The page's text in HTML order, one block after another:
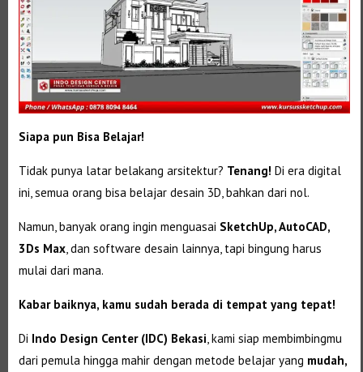
Siapa pun Bisa Belajar!
Tidak punya latar belakang arsitektur? Tenang! Di era digital
ini, semua orang bisa belajar desain 3D, bahkan dari nol.
Namun, banyak orang ingin menguasai SketchUp, AutoCAD,
3Ds Max , dan software desain lainnya, tapi bingung harus
mulai dari mana.
Kabar baiknya, kamu sudah berada di tempat yang tepat!
Di Indo Design Center (IDC) Bekasi , kami siap membimbingmu
dari pemula hingga mahir dengan metode belajar yang mudah,